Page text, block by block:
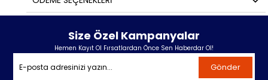
Size Özel Kampanyalar
Hemen Kayıt Ol Fırsatlardan Önce Sen Haberdar Ol!
Gönder